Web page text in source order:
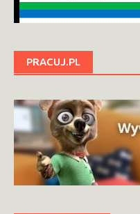
PRACUJ.PL